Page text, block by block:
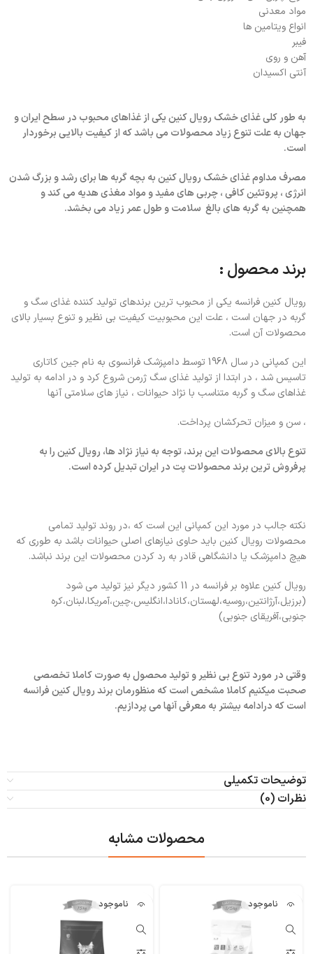
مواد معدنی
انواع ویتامین ها
فیبر
آهن و روی
آنتی اکسیدان
به طور کلی غذای خشک رویال کنین یکی از غذاهای محبوب در سطح ایران و
جهان به علت تنوع زیاد محصولات می باشد که از کیفیت بالایی برخوردار
است.
مصرف مداوم غذای خشک رویال کنین به بچه گربه ها برای رشد و بزرگ شدن
انرژی ، پروتئین کافی ، چربی های مفید و مواد مغذی هدیه می کند و
همچنین به گربه های بالغ سلامت و طول عمر زیاد می بخشد.
برند محصول :
رویال کنین فرانسه یکی از محبوب ترین برندهای تولید کننده غذای سگ و
گربه در جهان است ، علت این محبوبیت کیفیت بی نظیر و تنوع بسیار بالای
محصولات آن است.
این کمپانی در سال 1968 توسط دامپزشک فرانسوی به نام جین کاتاری
تاسیس شد ، در ابتدا از تولید غذای سگ ژرمن شروع کرد و در ادامه به تولید
غذاهای سگ و گربه متناسب با نژاد حیوانات ، نیاز های سلامتی آنها
، سن و میزان تحرکشان پرداخت.
تنوع بالای محصولات این برند، توجه به نیاز نژاد ها، رویال کنین را به
پرفروش ترین برند محصولات پت در ایران تبدیل کرده است.
نکته جالب در مورد این کمپانی این است که ،در روند تولید تمامی
محصولات رویال کنین باید حاوی نیازهای اصلی حیوانات باشد به طوری که
هیچ دامپزشک یا دانشگاهی قادر به رد کردن محصولات این برند نباشد.
رویال کنین علاوه بر فرانسه در 11 کشور دیگر نیز تولید می شود
(برزیل،آرژانتین،روسیه،لهستان،کانادا،انگلیس،چین،آمریکا،لبنان،کره
جنوبی،آفریقای جنوبی)
وقتی در مورد تنوع بی نظیر و تولید محصول به صورت کاملا تخصصی
صحبت میکنیم کاملا مشخص است که منظورمان برند رویال کنین فرانسه
است که درادامه بیشتر به معرفی آنها می پردازیم.
توضیحات تکمیلی
نظرات (0)
محصولات مشابه
ناموجود ناموجود